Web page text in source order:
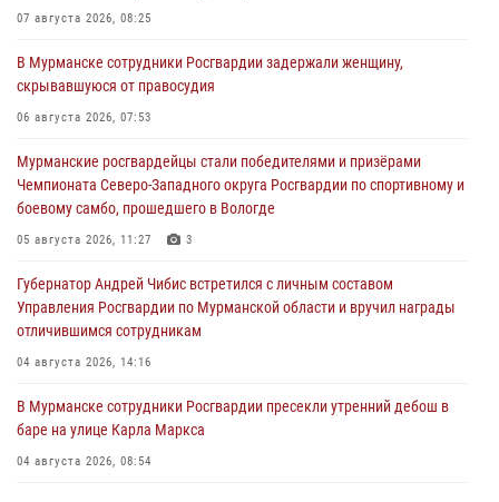
07 августа 2026, 08:25
В Мурманске сотрудники Росгвардии задержали женщину,
скрывавшуюся от правосудия
06 августа 2026, 07:53
Мурманские росгвардейцы стали победителями и призёрами
Чемпионата Северо-Западного округа Росгвардии по спортивному и
боевому самбо, прошедшего в Вологде
05 августа 2026, 11:27 3
Губернатор Андрей Чибис встретился с личным составом
Управления Росгвардии по Мурманской области и вручил награды
отличившимся сотрудникам
04 августа 2026, 14:16
В Мурманске сотрудники Росгвардии пресекли утренний дебош в
баре на улице Карла Маркса
04 августа 2026, 08:54